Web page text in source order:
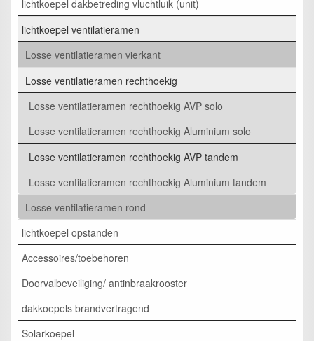
lichtkoepel dakbetreding vluchtluik (unit)
lichtkoepel ventilatieramen
Losse ventilatieramen vierkant
Losse ventilatieramen rechthoekig
Losse ventilatieramen rechthoekig AVP solo
Losse ventilatieramen rechthoekig Aluminium solo
Losse ventilatieramen rechthoekig AVP tandem
Losse ventilatieramen rechthoekig Aluminium tandem
Losse ventilatieramen rond
lichtkoepel opstanden
Accessoires/toebehoren
Doorvalbeveiliging/ antinbraakrooster
dakkoepels brandvertragend
Solarkoepel